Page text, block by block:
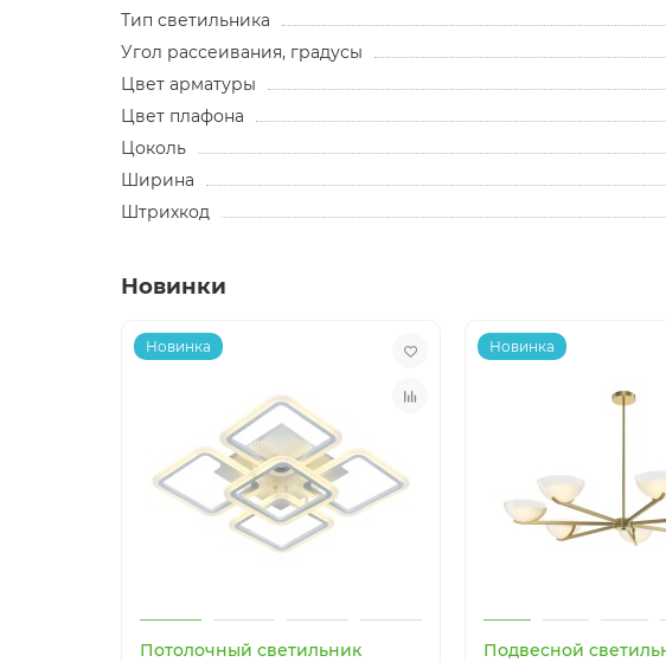
Тип светильника
Угол рассеивания, градусы
Цвет арматуры
Цвет плафона
Цоколь
Ширина
Штрихкод
Новинки
Новинка
Потолочный светильник
Новинка
Подвесной